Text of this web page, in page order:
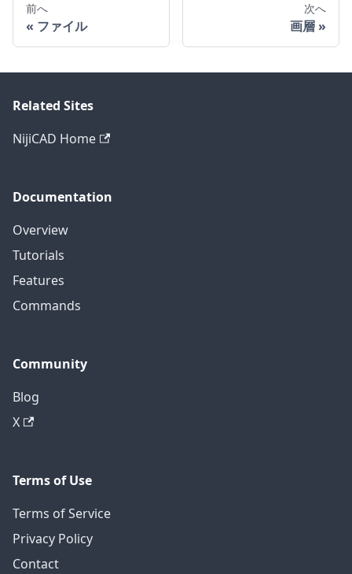
前へ
ファイル
次へ
画層
Related Sites
NijiCAD Home
Documentation
Overview
Tutorials
Features
Commands
Community
Blog
X
Terms of Use
Terms of Service
Privacy Policy
Contact